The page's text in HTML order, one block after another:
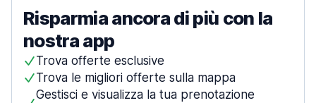
Risparmia ancora di più con la
nostra app
Trova offerte esclusive
Trova le migliori offerte sulla mappa
Gestisci e visualizza la tua prenotazione